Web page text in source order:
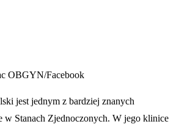
OBGYN/Facebook
jest jednym z bardziej znanych
w Stanach Zjednoczonych. W jego klinice